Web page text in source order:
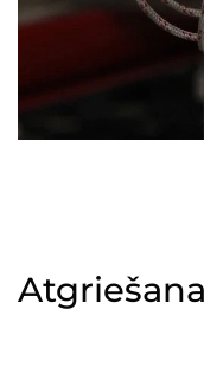
Atgriešana